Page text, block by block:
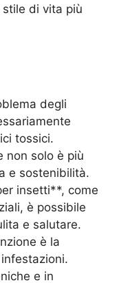
di vita più
degli
tossici.
non solo è più
e sostenibilità.
insetti**, come
è possibile
e salutare.
è la
e in